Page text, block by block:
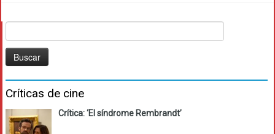
Críticas de cine
Crítica: ‘El síndrome Rembrandt’